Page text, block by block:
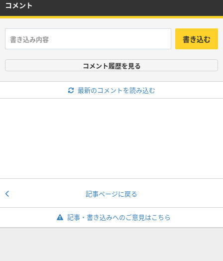
コメント
書き込む
コメント履歴を見る
最新のコメントを読み込む
記事ページに戻る
記事・書き込みへのご意見はこちら